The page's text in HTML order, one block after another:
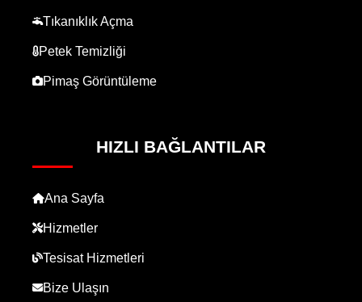
Tıkanıklık Açma
Petek Temizliği
Pimaş Görüntüleme
HIZLI BAĞLANTILAR
Ana Sayfa
Hizmetler
Tesisat Hizmetleri
Bize Ulaşın